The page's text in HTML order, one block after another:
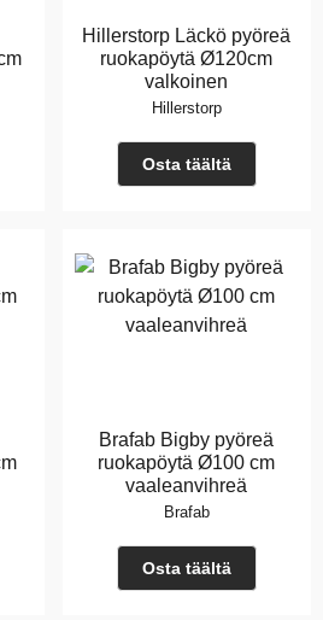
Hillerstorp Läckö pyöreä
ruokapöytä Ø120cm
valkoinen
Hillerstorp
Osta täältä
Brafab Bigby pyöreä
ruokapöytä Ø100 cm
vaaleanvihreä
Brafab
Osta täältä